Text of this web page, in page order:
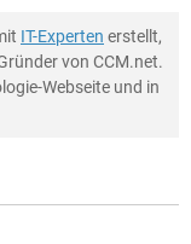
IT-Experten erstellt,
von CCM.net.
Webseite und in